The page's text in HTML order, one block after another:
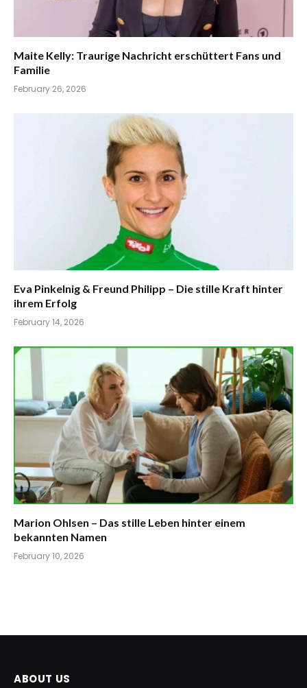
Maite Kelly: Traurige Nachricht erschüttert Fans und
Familie
February 26, 2026
Eva Pinkelnig & Freund Philipp – Die stille Kraft hinter
ihrem Erfolg
February 14, 2026
Marion Ohlsen – Das stille Leben hinter einem
bekannten Namen
February 10, 2026
ABOUT US